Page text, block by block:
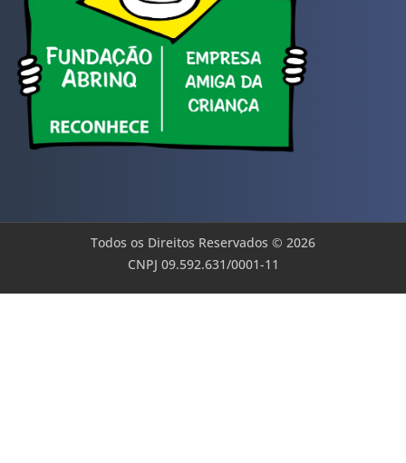
Todos os Direitos Reservados © 2026
CNPJ 09.592.631/0001-11